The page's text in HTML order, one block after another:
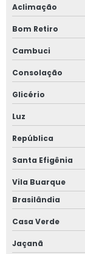
Plataforma
Plataforma
Plataforma tesoura
Plataforma
Plataformas
Plataformas
Preço aluguel
Preço locação de
Pta locação de
Quanto custa
Aclimação
Bom Retiro
Cambuci
Consolação
Glicério
Luz
República
Santa Efigênia
Vila Buarque
Brasilândia
Casa Verde
Jaçanã